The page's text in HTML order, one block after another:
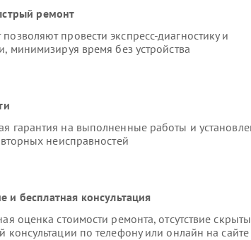
ремонт
провести экспресс-диагностику и
минимизируя время без устройства
гарантия на выполненные работы и
неисправностей
и бесплатная консультация
оценка стоимости ремонта, отсутствие
консультации по телефону или онлайн на сайте